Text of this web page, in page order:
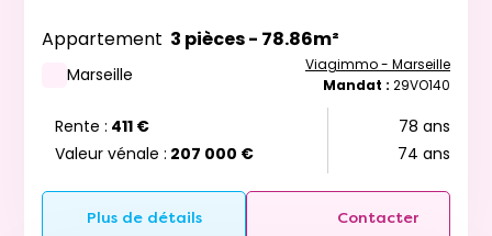
Appartement 3 pièces - 78.86m²
Marseille
Viagimmo - Marseille
Mandat : 29VO140
Rente : 411 €
Valeur vénale : 207 000 €
78 ans
74 ans
Plus de détails Contacter